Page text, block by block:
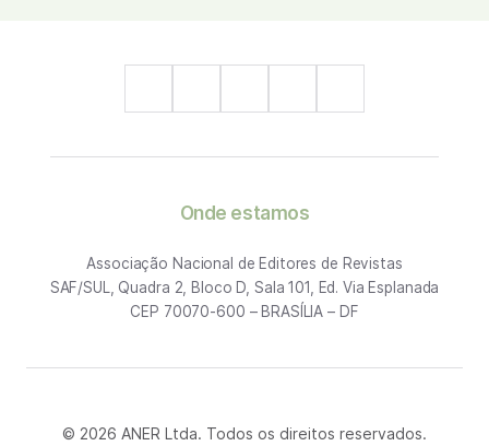
Onde estamos
Associação Nacional de Editores de Revistas
SAF/SUL, Quadra 2, Bloco D, Sala 101, Ed. Via Esplanada
CEP 70070-600 – BRASÍLIA – DF
© 2026 ANER Ltda. Todos os direitos reservados.